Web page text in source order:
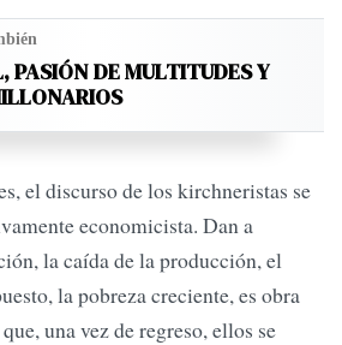
PASIÓN DE MULTITUDES Y
el discurso de los kirchneristas se
economicista. Dan a
la caída de la producción, el
la pobreza creciente, es obra
una vez de regreso, ellos se